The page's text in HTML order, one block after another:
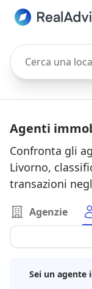
Cerca una
Agenti
Confronta gli
Livorno,
transazioni
Agenzie
Sei un agente